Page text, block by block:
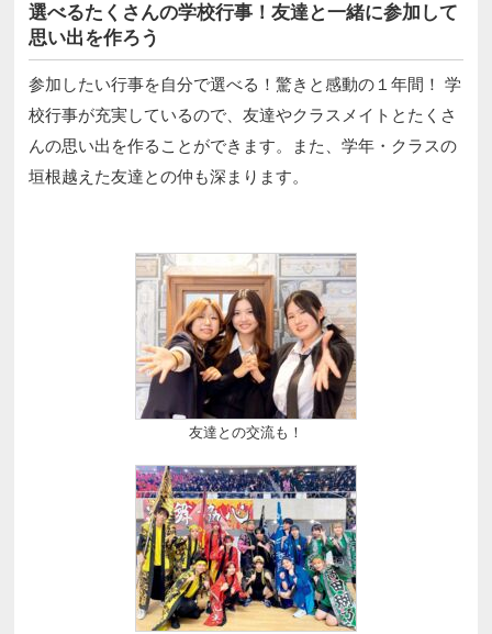
選べるたくさんの学校行事！友達と一緒に参加して
思い出を作ろう
参加したい行事を自分で選べる！驚きと感動の１年間！ 学
校行事が充実しているので、友達やクラスメイトとたくさ
んの思い出を作ることができます。また、学年・クラスの
垣根越えた友達との仲も深まります。
友達との交流も！